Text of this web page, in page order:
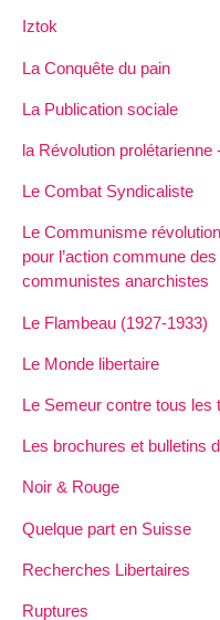
Iztok
La Conquête du pain
La Publication sociale
la Révolution
Le Combat Syndicaliste
Le Communisme
pour l’action commune
communistes anarchistes
Le Flambeau (1927-1933)
Le Monde libertaire
Le Semeur contre tous les
Les brochures et bulletins
Noir & Rouge
Quelque part en Suisse
Recherches Libertaires
Ruptures